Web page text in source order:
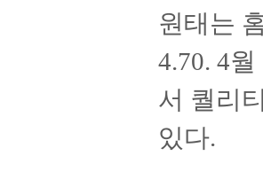
원태는
4.70. 4
서 퀄리
있다.